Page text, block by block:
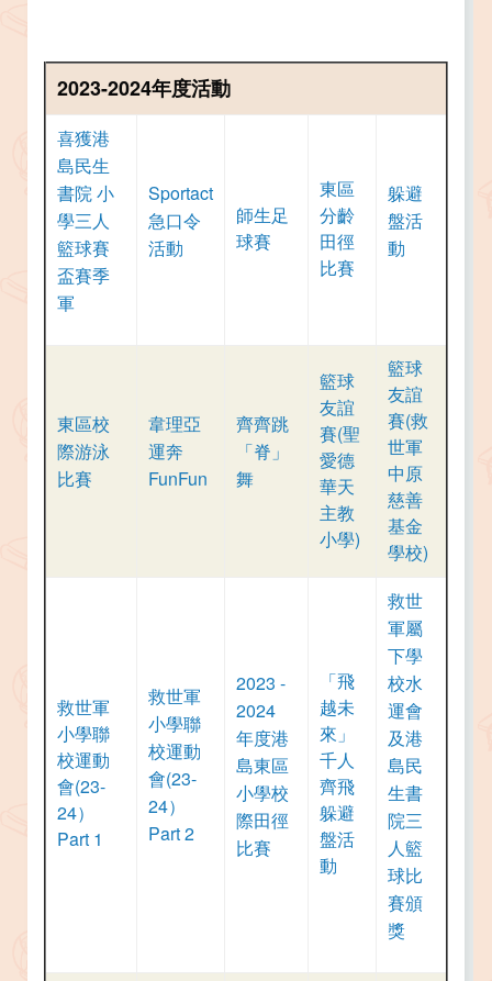
2023-2024年度活動
喜獲港
島民生
書院 小
學三人
籃球賽
盃賽季
軍
Sportact
急口令
活動
師生足
球賽
東區
分齡
田徑
比賽
躲避
盤活
動
東區校
際游泳
比賽
韋理亞
運奔
FunFun
齊齊跳
「脊」
舞
籃球
友誼
賽(聖
愛德
華天
主教
小學)
籃球
友誼
賽(救
世軍
中原
慈善
基金
學校)
救世軍
小學聯
校運動
會(23-
24）
Part 1
救世軍
小學聯
校運動
會(23-
24）
Part 2
2023 -
2024
年度港
島東區
小學校
際田徑
比賽
「飛
越未
來」
千人
齊飛
躲避
盤活
動
救世
軍屬
下學
校水
運會
及港
島民
生書
院三
人籃
球比
賽頒
獎